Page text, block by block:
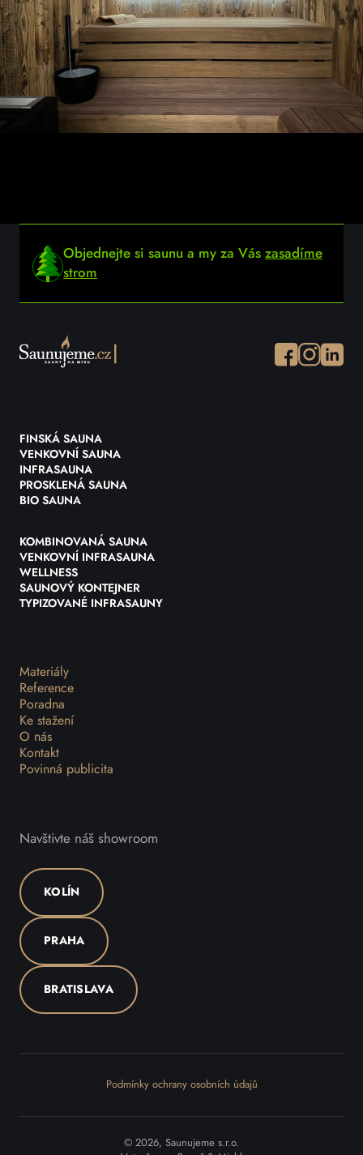
Objednejte si saunu a my za Vás zasadíme
strom
Facebook
Instagram
FINSKÁ SAUNA
VENKOVNÍ SAUNA
INFRASAUNA
PROSKLENÁ SAUNA
BIO SAUNA
KOMBINOVANÁ SAUNA
VENKOVNÍ INFRASAUNA
WELLNESS
SAUNOVÝ KONTEJNER
TYPIZOVANÉ INFRASAUNY
Materiály
Reference
Poradna
Ke stažení
O nás
Kontakt
Povinná publicita
Navštivte náš showroom
KOLÍN
PRAHA
BRATISLAVA
Podmínky ochrany osobních údajů
© 2026, Saunujeme s.r.o.